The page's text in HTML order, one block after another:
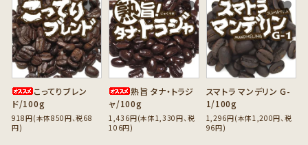
こってりブレン
ド/100g
918円(本体850円、税68
円)
favorite
熟旨 タナ・トラジ
ャ/100g
1,436円(本体1,330円、税
106円)
favorite
スマトラ マンデリン G-
1/100g
1,296円(本体1,200円、税
96円)
favorite